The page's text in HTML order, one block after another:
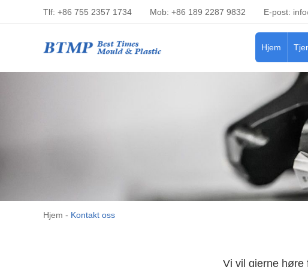
Tlf: +86 755 2357 1734 Mob: +86 189 2287 9832 E-post:
Hjem
Hjem - Kontakt oss
Vi vil gjerne høre